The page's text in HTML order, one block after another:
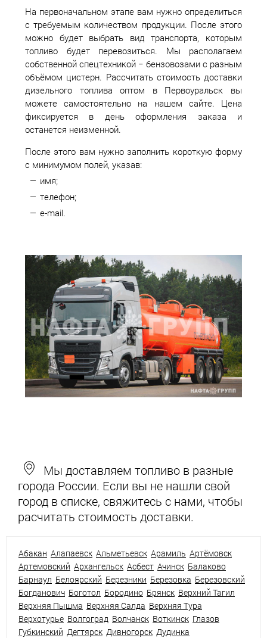
На первоначальном этапе вам нужно определиться
с требуемым количеством продукции. После этого
можно будет выбрать вид транспорта, которым
топливо будет перевозиться. Мы располагаем
собственной спецтехникой − бензовозами с разным
объёмом цистерн. Рассчитать стоимость доставки
дизельного топлива оптом в Первоуральск вы
можете самостоятельно на нашем сайте. Цена
фиксируется в день оформления заказа и
останется неизменной.
После этого вам нужно заполнить короткую форму
с минимумом полей, указав:
имя;
телефон;
e-mail.
Мы доставляем топливо в разные
города России. Если вы не нашли свой
город в списке, свяжитесь с нами, чтобы
расчитать стоимость доставки.
Абакан Алапаевск Альметьевск Арамиль Артёмовск
Артемовский Архангельск Асбест Ачинск Балаково
Барнаул Белоярский Березники Березовка Березовский
Богданович Боготол Бородино Брянск Верхний Тагил
Верхняя Пышма Верхняя Салда Верхняя Тура
Верхотурье Волгоград Волчанск Воткинск Глазов
Губкинский Дегтярск Дивногорск Дудинка